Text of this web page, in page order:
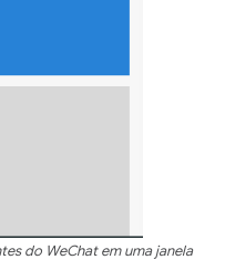
do WeChat em uma janela